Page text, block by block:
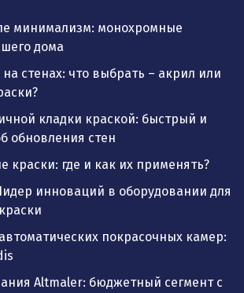
минимализм: монохромные
дома
стенах: что выбрать – акрил или
кладки краской: быстрый и
обновления стен
краски: где и как их применять?
инноваций в оборудовании для
покрасочных камер:
Altmaler: бюджетный сегмент с